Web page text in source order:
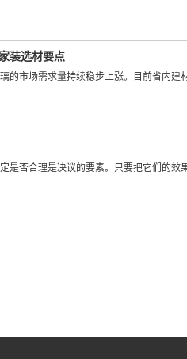
装选材要点
的市场需求量持续稳步上涨。目前省内
否合理是决议的要素。只要把它们的